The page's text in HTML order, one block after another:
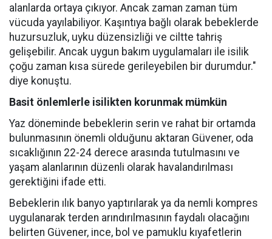
alanlarda ortaya çıkıyor. Ancak zaman zaman tüm
vücuda yayılabiliyor. Kaşıntıya bağlı olarak bebeklerde
huzursuzluk, uyku düzensizliği ve ciltte tahriş
gelişebilir. Ancak uygun bakım uygulamaları ile isilik
çoğu zaman kısa sürede gerileyebilen bir durumdur."
diye konuştu.
Basit önlemlerle isilikten korunmak mümkün
Yaz döneminde bebeklerin serin ve rahat bir ortamda
bulunmasının önemli olduğunu aktaran Güvener, oda
sıcaklığının 22-24 derece arasında tutulmasını ve
yaşam alanlarının düzenli olarak havalandırılması
gerektiğini ifade etti.
Bebeklerin ılık banyo yaptırılarak ya da nemli kompres
uygulanarak terden arındırılmasının faydalı olacağını
belirten Güvener, ince, bol ve pamuklu kıyafetlerin